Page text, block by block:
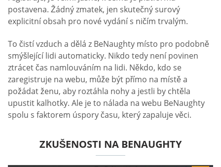
postavena. Žádný zmatek, jen skutečný surový
explicitní obsah pro nové vydání s ničím trvalým.
To čistí vzduch a dělá z BeNaughty místo pro podobně
smýšlející lidi automaticky. Nikdo tedy není povinen
ztrácet čas namlouváním na lidi. Někdo, kdo se
zaregistruje na webu, může být přímo na místě a
požádat ženu, aby roztáhla nohy a jestli by chtěla
upustit kalhotky. Ale je to nálada na webu BeNaughty
spolu s faktorem úspory času, který zapaluje věci.
ZKUŠENOSTI NA BENAUGHTY